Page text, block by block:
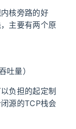
核旁路的好
主要有两个原
吐量）
负担的起定制
源的TCP栈会